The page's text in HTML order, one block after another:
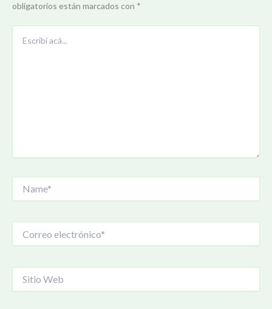
obligatorios están marcados con *
acá...
electrónico*
Web